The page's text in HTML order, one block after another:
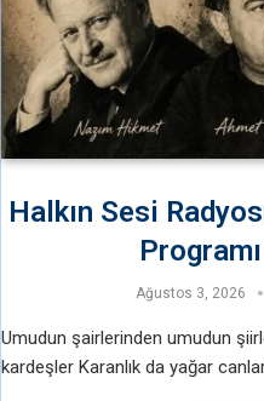
Halkın Sesi
Ağustos 3, 2026
Umudun şairlerinden umudun
kardeşler Karanlık da yağar